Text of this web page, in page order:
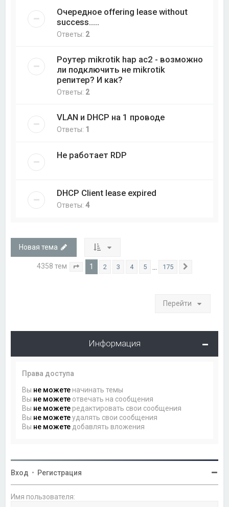
Очередное offering lease without
success.....
Ответы: 2
Роутер mikrotik hap ac2 - возможно
ли подключить не mikrotik
репитер? И как?
Ответы: 2
VLAN и DHCP на 1 проводе
Ответы: 1
Не работает RDP
DHCP Client lease expired
Ответы:4
Новая тема
4358 тем Страница из 175
1 2 3 4 5 175
Перейти
Информация
Права доступа
Вы не можете начинать темы
Вы не можете отвечать на сообщения
Вы не можете редактировать свои сообщения
Вы не можетеудалять свои сообщения
Вы не можете добавлять вложения
Вход • Регистрация
Имя пользователя: